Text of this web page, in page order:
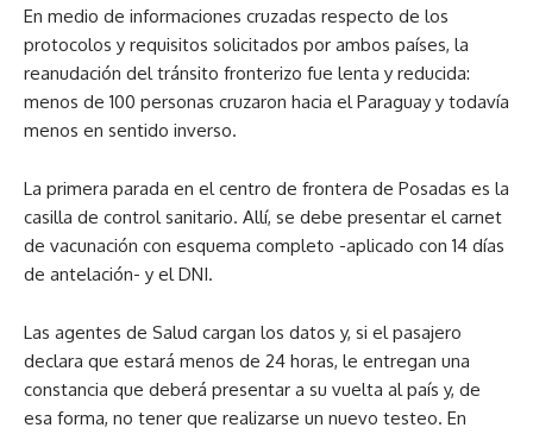
En medio de informaciones cruzadas respecto de los
protocolos y requisitos solicitados por ambos países, la
reanudación del tránsito fronterizo fue lenta y reducida:
menos de 100 personas cruzaron hacia el Paraguay y todavía
menos en sentido inverso.
La primera parada en el centro de frontera de Posadas es la
casilla de control sanitario. Allí, se debe presentar el carnet
de vacunación con esquema completo -aplicado con 14 días
de antelación- y el DNI.
Las agentes de Salud cargan los datos y, si el pasajero
declara que estará menos de 24 horas, le entregan una
constancia que deberá presentar a su vuelta al país y, de
esa forma, no tener que realizarse un nuevo testeo. En